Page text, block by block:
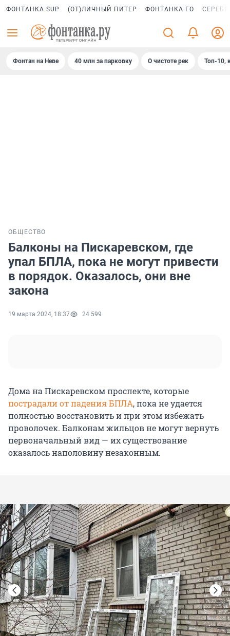
ФОНТАНКА SUP (ОТ)ЛИЧНЫЙ ПИТЕР ФОНТАНКА ГО
Фонтан на Неве 40 млн за парковку О чистоте рек Топ-10,
ОБЩЕСТВО
Балконы на Пискаревском, где
упал БПЛА, пока не могут привести
в порядок. Оказалось, они вне
закона
19 марта 2024, 18:37 24 599
Дома на Пискаревском проспекте, которые
пострадали от падения БПЛА, пока не удается
полностью восстановить и при этом избежать
проволочек. Балконам жильцов не могут вернуть
первоначальный вид — их существование
оказалось наполовину незаконным.